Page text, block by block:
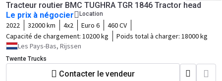
Tracteur routier BMC TUGHRA TGR 1846 Tractor head
Le prix à négocier
Location
2022 32000 km 4x2 Euro 6
460 CV
Capacité de chargement: 10200 kg Poids total à charger: 18000 kg
Les Pays-Bas, Rijssen
Twente Trucks
Contacter le vendeur